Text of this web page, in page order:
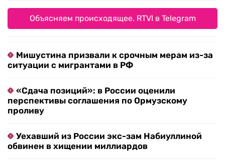
Объясняем происходящее. RTVI в Telegram
Мишустина призвали к срочным мерам из-за
ситуации с мигрантами в РФ
«Сдача позиций»: в России оценили
перспективы соглашения по Ормузскому
проливу
Уехавший из России экс-зам Набиуллиной
обвинен в хищении миллиардов